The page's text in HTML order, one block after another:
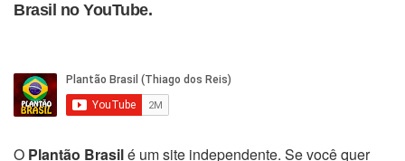
Brasil no YouTube.
O Plantão Brasilé um site independente. Se você quer